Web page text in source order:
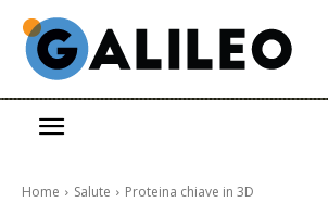
Home Salute Proteina chiave in 3D